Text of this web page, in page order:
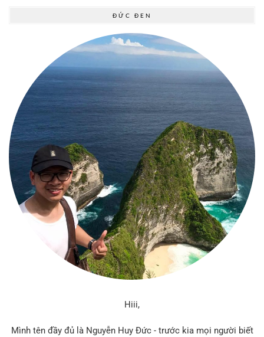
ĐỨC ĐEN
Hiii,
Mình tên đầy đủ là Nguyễn Huy Đức - trước kia mọi người biết